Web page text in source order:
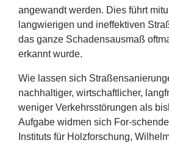
angewandt werden. Dies führt
langwierigen und ineffektiven
das ganze Schadensausmaß
erkannt wurde.
Wie lassen sich
nachhaltiger, wirtschaftlicher,
weniger Verkehrsstörungen als
Aufgabe widmen sich For-
Instituts für Holzforschung,